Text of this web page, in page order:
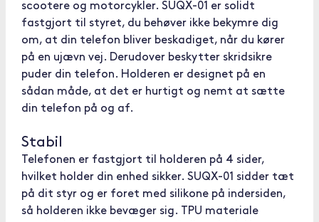
scootere og motorcykler. SUQX-01 er solidt
fastgjort til styret, du behøver ikke bekymre dig
om, at din telefon bliver beskadiget, når du kører
på en ujævn vej. Derudover beskytter skridsikre
puder din telefon. Holderen er designet på en
sådan måde, at det er hurtigt og nemt at sætte
din telefon på og af.
Stabil
Telefonen er fastgjort til holderen på 4 sider,
hvilket holder din enhed sikker. SUQX-01 sidder tæt
på dit styr og er foret med silikone på indersiden,
så holderen ikke bevæger sig. TPU materiale